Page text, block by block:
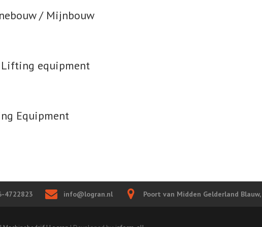
/ Mijnbouw
Lifting equipment
Equipment
4722823 info@logran.nl Poort van Midden Gelderland